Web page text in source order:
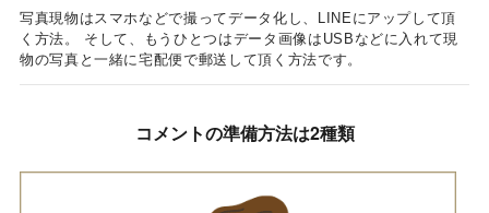
写真現物はスマホなどで撮ってデータ化し、LINEにアップして頂
く方法。 そして、もうひとつはデータ画像はUSBなどに入れて現
物の写真と一緒に宅配便で郵送して頂く方法です。
コメントの準備方法は2種類